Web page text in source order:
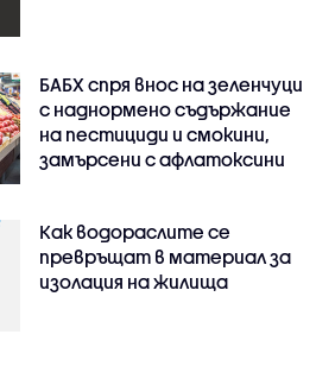
БАБХ спря внос на зеленчуци
с наднормено съдържание
на пестициди и смокини,
замърсени с афлатоксини
Как водораслите се
превръщат в материал за
изолация на жилища